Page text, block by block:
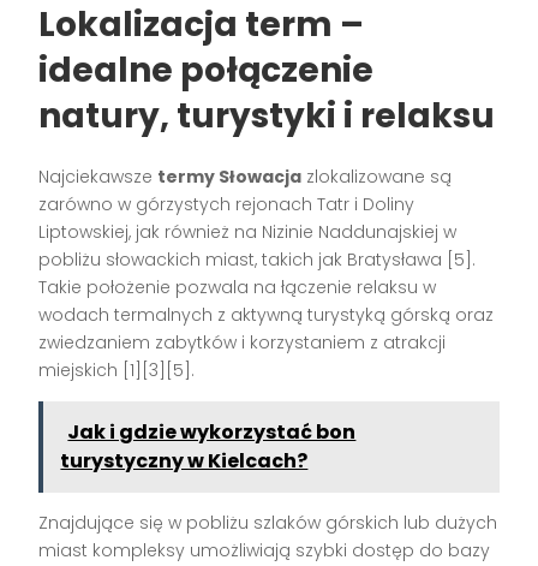
Lokalizacja term –
idealne połączenie
natury, turystyki i relaksu
Najciekawsze termy Słowacja zlokalizowane są
zarówno w górzystych rejonach Tatr i Doliny
Liptowskiej, jak również na Nizinie Naddunajskiej w
pobliżu słowackich miast, takich jak Bratysława [5] .
Takie położenie pozwala na łączenie relaksu w
wodach termalnych z aktywną turystyką górską oraz
zwiedzaniem zabytków i korzystaniem z atrakcji
miejskich [1][3][5] .
Jak i gdzie wykorzystać bon
turystyczny w Kielcach?
Znajdujące się w pobliżu szlaków górskich lub dużych
miast kompleksy umożliwiają szybki dostęp do bazy